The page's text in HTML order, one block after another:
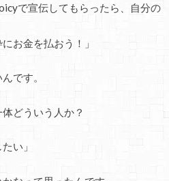
で宣伝してもらったら、自分の
お金を払おう！」
です。
どういう人か？
い」